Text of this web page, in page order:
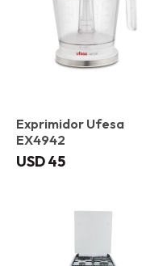
Exprimidor Ufesa
EX4942
USD45